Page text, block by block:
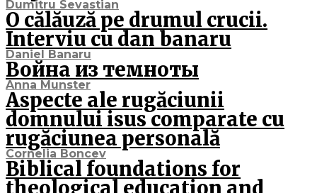
Dumitru Sevastian
O călăuză pe drumul crucii.
Interviu cu dan banaru
Daniel Banaru
Война из темноты
Anna Munster
Aspecte ale rugăciunii
domnului isus comparate cu
rugăciunea personală
Cornelia Boncev
Biblical foundations for
theological education and